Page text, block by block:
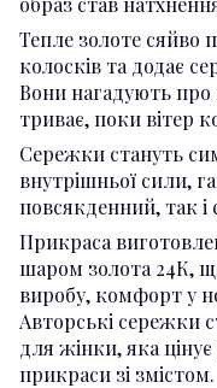
Тепле золоте сяйво
колосків та додає
Вони нагадують про
триває, поки вітер
Сережки стануть
внутрішньої сили,
повсякденний, так і
Прикраса
шаром золота 24К,
виробу, комфорт у
Авторські сережки
для жінки, яка
прикраси зі змістом.